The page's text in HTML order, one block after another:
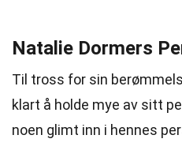
Natalie Dormers
Til tross for sin
klart å holde mye av sitt
noen glimt inn i hennes